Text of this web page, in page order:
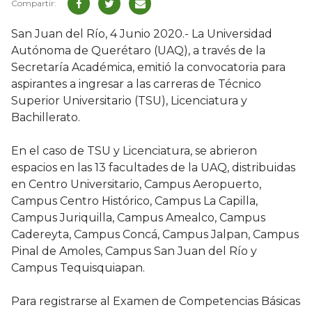
San Juan del Río, 4 Junio 2020.- La Universidad
Autónoma de Querétaro (UAQ), a través de la
Secretaría Académica, emitió la convocatoria para
aspirantes a ingresar a las carreras de Técnico
Superior Universitario (TSU), Licenciatura y
Bachillerato.
En el caso de TSU y Licenciatura, se abrieron
espacios en las 13 facultades de la UAQ, distribuidas
en Centro Universitario, Campus Aeropuerto,
Campus Centro Histórico, Campus La Capilla,
Campus Juriquilla, Campus Amealco, Campus
Cadereyta, Campus Concá, Campus Jalpan, Campus
Pinal de Amoles, Campus San Juan del Río y
Campus Tequisquiapan.
Para registrarse al Examen de Competencias Básicas